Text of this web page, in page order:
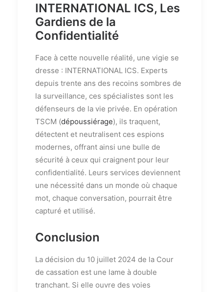
INTERNATIONAL ICS, Les
Gardiens de la
Confidentialité
Face à cette nouvelle réalité, une vigie se
dresse : INTERNATIONAL ICS. Experts
depuis trente ans des recoins sombres de
la surveillance, ces spécialistes sont les
défenseurs de la vie privée. En opération
TSCM (dépoussiérage), ils traquent,
détectent et neutralisent ces espions
modernes, offrant ainsi une bulle de
sécurité à ceux qui craignent pour leur
confidentialité. Leurs services deviennent
une nécessité dans un monde où chaque
mot, chaque conversation, pourrait être
capturé et utilisé.
Conclusion
La décision du 10 juillet 2024 de la Cour
de cassation est une lame à double
tranchant. Si elle ouvre des voies